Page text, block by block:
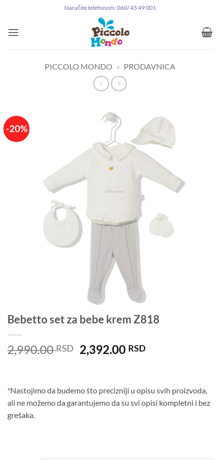
sadržaj
Naručite telefonom: 060/ 45 49 001
PICCOLO MONDO » PRODAVNICA
-20%
Bebetto set za bebe krem Z818
2,990.00RSD
Originalna
cena
bila:
2,990.00 RSD.
2,392.00 RSDTrenutna
2,392.00 RSD.
*Nastojimo da budemo što precizniji u opisu svih proizvoda,
ali ne možemo da garantujemo da su svi opisi kompletni i bez
grešaka.